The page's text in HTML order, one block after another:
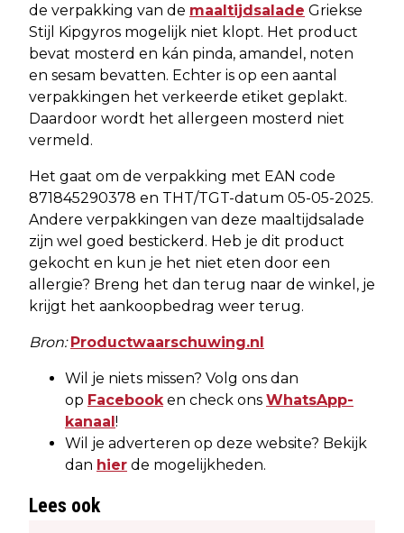
de verpakking van de maaltijdsalade Griekse
Stijl Kipgyros mogelijk niet klopt. Het product
bevat mosterd en kán pinda, amandel, noten
en sesam bevatten. Echter is op een aantal
verpakkingen het verkeerde etiket geplakt.
Daardoor wordt het allergeen mosterd niet
vermeld.
Het gaat om de verpakking met EAN code
871845290378 en THT/TGT-datum 05-05-2025.
Andere verpakkingen van deze maaltijdsalade
zijn wel goed bestickerd. Heb je dit product
gekocht en kun je het niet eten door een
allergie? Breng het dan terug naar de winkel, je
krijgt het aankoopbedrag weer terug.
Bron:Productwaarschuwing.nl
Wil je niets missen? Volg ons dan
op Facebook en check ons WhatsApp-
kanaal!
Wil je adverteren op deze website? Bekijk
dan hier de mogelijkheden.
Lees ook